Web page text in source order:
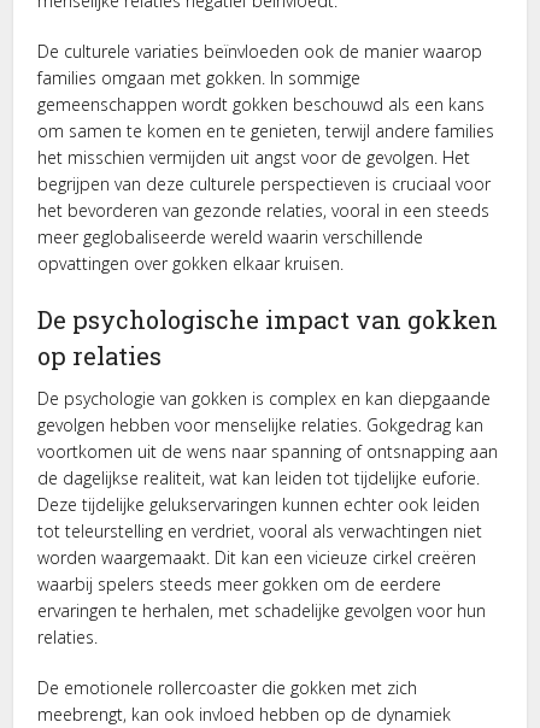
De culturele variaties beïnvloeden ook de manier waarop
families omgaan met gokken. In sommige
gemeenschappen wordt gokken beschouwd als een kans
om samen te komen en te genieten, terwijl andere families
het misschien vermijden uit angst voor de gevolgen. Het
begrijpen van deze culturele perspectieven is cruciaal voor
het bevorderen van gezonde relaties, vooral in een steeds
meer geglobaliseerde wereld waarin verschillende
opvattingen over gokken elkaar kruisen.
De psychologische impact van gokken
op relaties
De psychologie van gokken is complex en kan diepgaande
gevolgen hebben voor menselijke relaties. Gokgedrag kan
voortkomen uit de wens naar spanning of ontsnapping aan
de dagelijkse realiteit, wat kan leiden tot tijdelijke euforie.
Deze tijdelijke gelukservaringen kunnen echter ook leiden
tot teleurstelling en verdriet, vooral als verwachtingen niet
worden waargemaakt. Dit kan een vicieuze cirkel creëren
waarbij spelers steeds meer gokken om de eerdere
ervaringen te herhalen, met schadelijke gevolgen voor hun
relaties.
De emotionele rollercoaster die gokken met zich
meebrengt, kan ook invloed hebben op de dynamiek